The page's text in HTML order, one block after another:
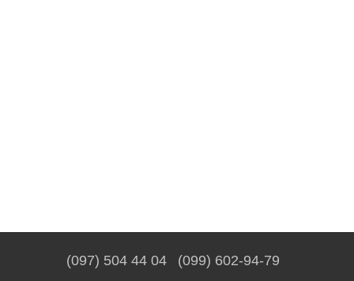
(097) 504 44 04 (099) 602-94-79